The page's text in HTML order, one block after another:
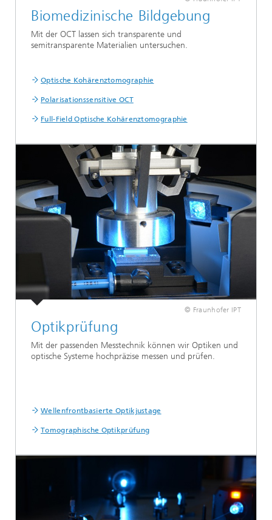
Biomedizinische Bildgebung
Mit der OCT lassen sich transparente und
semitransparente Materialien untersuchen.
Optische Kohärenztomographie
Polarisationssensitive OCT
Full-Field Optische Kohärenztomographie
© Fraunhofer IPT
Optikprüfung
Mit der passenden Messtechnik können wir Optiken und
optische Systeme hochpräzise messen und prüfen.
Wellenfrontbasierte Optikjustage
Tomographische Optikprüfung